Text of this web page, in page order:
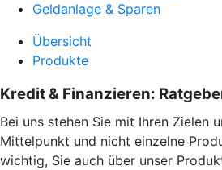
Geldanlage & Sparen
Übersicht
Produkte
Kredit & Finanzieren:
Bei uns stehen Sie mit Ihren Zielen
Mittelpunkt und nicht einzelne
wichtig, Sie auch über unser